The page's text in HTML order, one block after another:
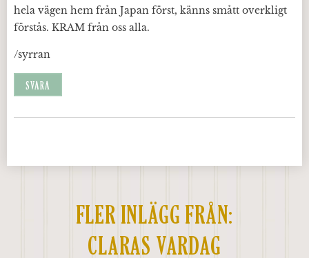
hela vägen hem från Japan först, känns smått overkligt
förstås. KRAM från oss alla.
/syrran
SVARA
FLER INLÄGG FRÅN:
CLARAS VARDAG